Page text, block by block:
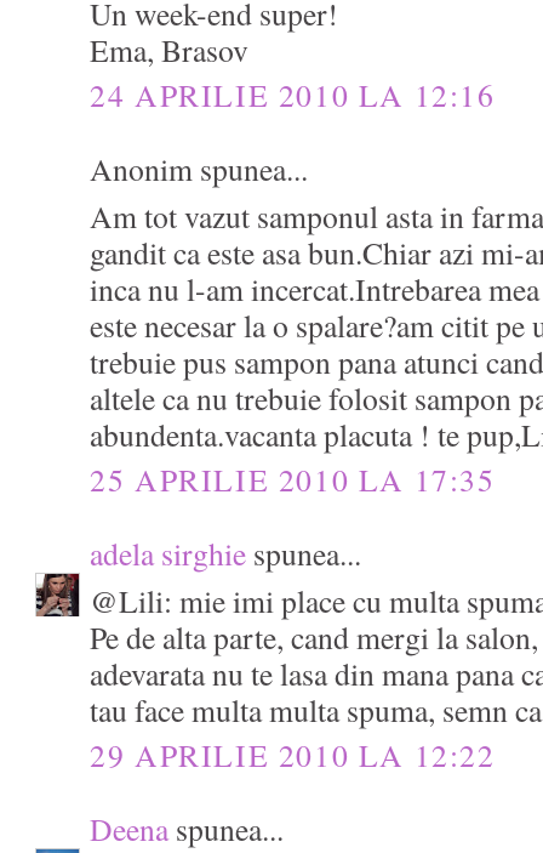
Un week-end super!
Ema, Brasov
24 APRILIE 2010 LA 12:16
Anonim spunea...
Am tot vazut samponul asta in
gandit ca este asa bun.Chiar azi mi-
inca nu l-am incercat.Intrebarea
este necesar la o spalare?am citit
trebuie pus sampon pana atunci
altele ca nu trebuie folosit sampon
abundenta.vacanta placuta ! te
25 APRILIE 2010 LA 17:35
adela sirghie spunea...
@Lili: mie imi place cu multa
Pe de alta parte, cand mergi la
adevarata nu te lasa din mana pana
tau face multa multa spuma, semn
29 APRILIE 2010 LA 12:22
Deenaspunea...